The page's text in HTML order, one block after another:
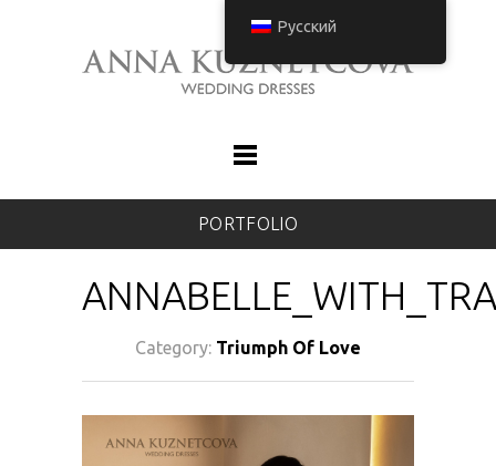
PORTFOLIO
Category: Triumph Of Love
Русский